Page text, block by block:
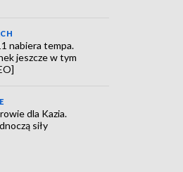
nabiera tempa.
jeszcze w tym
dla Kazia.
siły